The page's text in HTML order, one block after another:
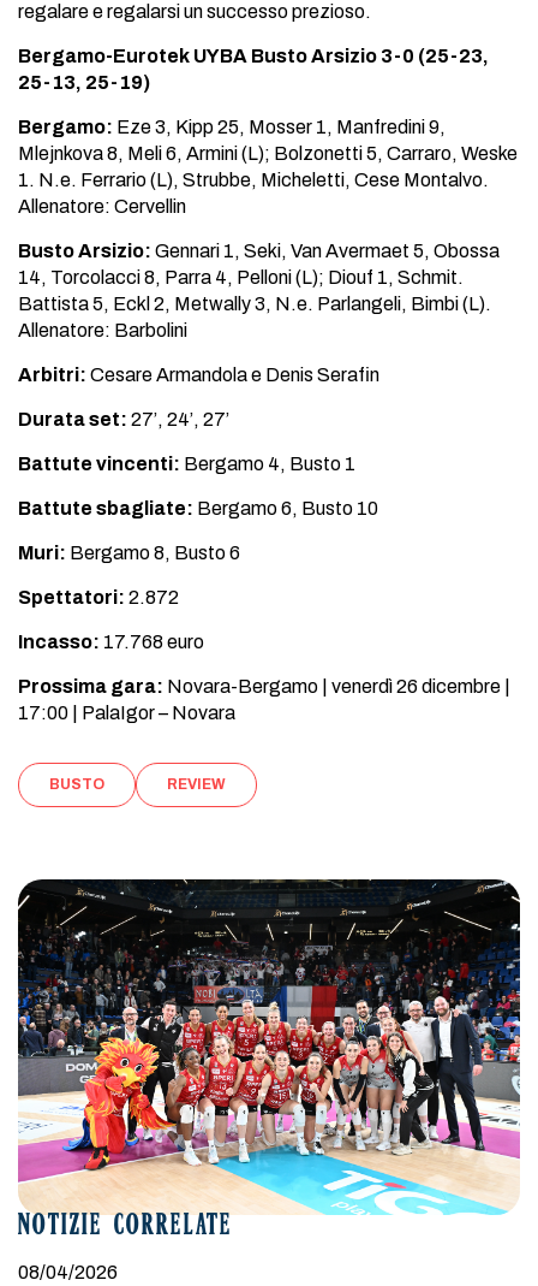
NOTIZIE CORRELATE
08/04/2026
regalare e regalarsi un successo prezioso.
Bergamo-Eurotek UYBA Busto Arsizio 3-0 (25-23,
25-13, 25-19)
Bergamo: Eze 3, Kipp 25, Mosser 1, Manfredini 9,
Mlejnkova 8, Meli 6, Armini (L); Bolzonetti 5, Carraro, Weske
1. N.e. Ferrario (L), Strubbe, Micheletti, Cese Montalvo.
Allenatore: Cervellin
Busto Arsizio: Gennari 1, Seki, Van Avermaet 5, Obossa
14, Torcolacci 8, Parra 4, Pelloni (L); Diouf 1, Schmit.
Battista 5, Eckl 2, Metwally 3, N.e. Parlangeli, Bimbi (L).
Allenatore: Barbolini
Arbitri: Cesare Armandola e Denis Serafin
Durata set: 27’, 24’, 27’
Battute vincenti: Bergamo 4, Busto 1
Battute sbagliate: Bergamo 6, Busto 10
Muri: Bergamo 8, Busto 6
Spettatori: 2.872
Incasso: 17.768 euro
Prossima gara: Novara-Bergamo | venerdì 26 dicembre |
17:00 | PalaIgor – Novara
BUSTO REVIEW